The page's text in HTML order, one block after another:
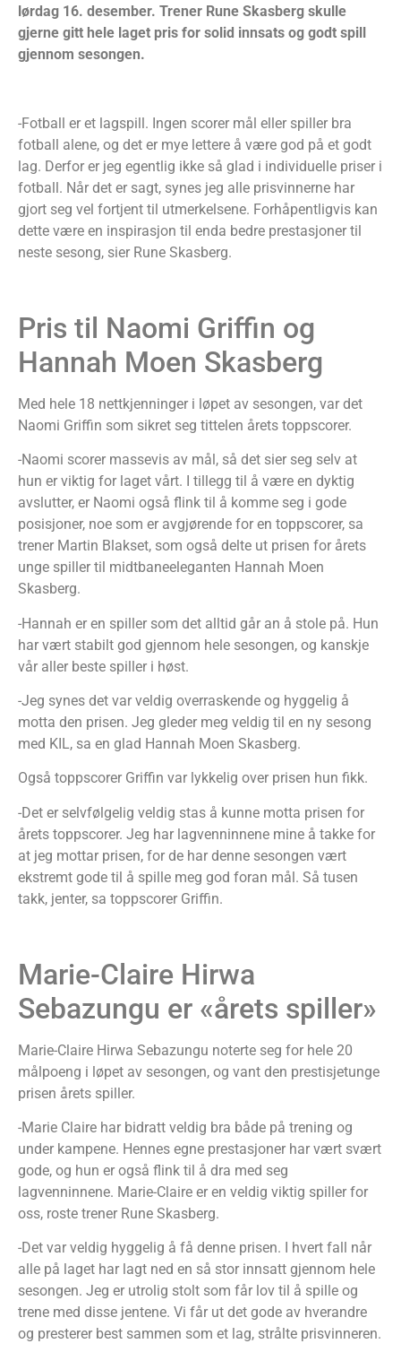
lørdag 16. desember. Trener Rune Skasberg skulle
gjerne gitt hele laget pris for solid innsats og godt spill
gjennom sesongen.
-Fotball er et lagspill. Ingen scorer mål eller spiller bra
fotball alene, og det er mye lettere å være god på et godt
lag. Derfor er jeg egentlig ikke så glad i individuelle priser i
fotball. Når det er sagt, synes jeg alle prisvinnerne har
gjort seg vel fortjent til utmerkelsene. Forhåpentligvis kan
dette være en inspirasjon til enda bedre prestasjoner til
neste sesong, sier Rune Skasberg.
Pris til Naomi Griffin og
Hannah Moen Skasberg
Med hele 18 nettkjenninger i løpet av sesongen, var det
Naomi Griffin som sikret seg tittelen årets toppscorer.
-Naomi scorer massevis av mål, så det sier seg selv at
hun er viktig for laget vårt. I tillegg til å være en dyktig
avslutter, er Naomi også flink til å komme seg i gode
posisjoner, noe som er avgjørende for en toppscorer, sa
trener Martin Blakset, som også delte ut prisen for årets
unge spiller til midtbaneeleganten Hannah Moen
Skasberg.
-Hannah er en spiller som det alltid går an å stole på. Hun
har vært stabilt god gjennom hele sesongen, og kanskje
vår aller beste spiller i høst.
-Jeg synes det var veldig overraskende og hyggelig å
motta den prisen. Jeg gleder meg veldig til en ny sesong
med KIL, sa en glad Hannah Moen Skasberg.
Også toppscorer Griffin var lykkelig over prisen hun fikk.
-Det er selvfølgelig veldig stas å kunne motta prisen for
årets toppscorer. Jeg har lagvenninnene mine å takke for
at jeg mottar prisen, for de har denne sesongen vært
ekstremt gode til å spille meg god foran mål. Så tusen
takk, jenter, sa toppscorer Griffin.
Marie-Claire Hirwa
Sebazungu er «årets spiller»
Marie-Claire Hirwa Sebazungu noterte seg for hele 20
målpoeng i løpet av sesongen, og vant den prestisjetunge
prisen årets spiller.
-Marie Claire har bidratt veldig bra både på trening og
under kampene. Hennes egne prestasjoner har vært svært
gode, og hun er også flink til å dra med seg
lagvenninnene. Marie-Claire er en veldig viktig spiller for
oss, roste trener Rune Skasberg.
-Det var veldig hyggelig å få denne prisen. I hvert fall når
alle på laget har lagt ned en så stor innsatt gjennom hele
sesongen. Jeg er utrolig stolt som får lov til å spille og
trene med disse jentene. Vi får ut det gode av hverandre
og presterer best sammen som et lag, strålte prisvinneren.